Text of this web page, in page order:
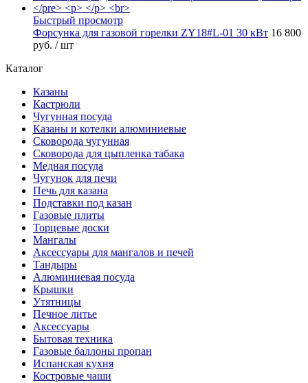
Быстрый просмотр
Форсунка для газовой горелки ZY18#L-01 30 кВт 16 800
руб. / шт
Каталог
Казаны
Кастрюли
Чугунная посуда
Казаны и котелки алюминиевые
Сковорода чугунная
Сковорода для цыпленка табака
Медная посуда
Чугунок для печи
Печь для казана
Подставки под казан
Газовые плиты
Торцевые доски
Мангалы
Аксессуары для мангалов и печей
Тандыры
Алюминиевая посуда
Крышки
Утятницы
Печное литье
Аксессуары
Бытовая техника
Газовые баллоны пропан
Испанская кухня
Костровые чаши